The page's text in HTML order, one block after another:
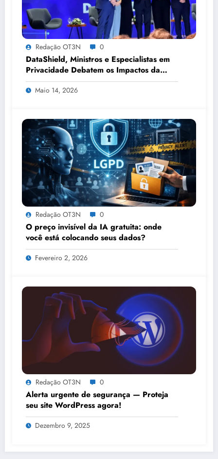
Redação OT3N 0
DataShield, Ministros e Especialistas em
Privacidade Debatem os Impactos da
Tecnologia, IA e Proteção de Dados no
Congresso de Direito Digital da OAB
Maio 14, 2026
Redação OT3N 0
O preço invisível da IA gratuita: onde
você está colocando seus dados?
Fevereiro 2, 2026
Redação OT3N 0
Alerta urgente de segurança — Proteja
seu site WordPress agora!
Dezembro 9, 2025